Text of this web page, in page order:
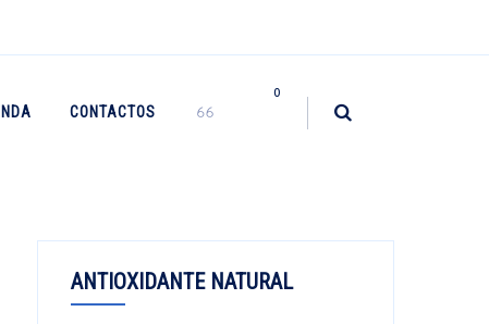
0
CONTACTOS
ANTIOXIDANTE NATURAL